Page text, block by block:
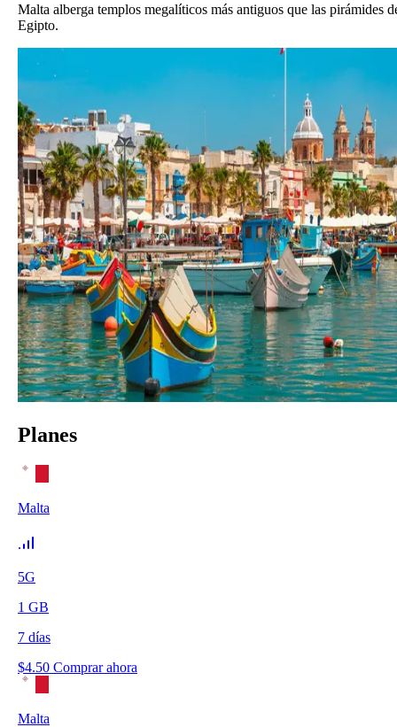
Malta alberga templos megalíticos más antiguos que las pirámides
Egipto.
Planes
Malta
5G
1 GB
7 días
$4.50 Comprar ahora
Malta